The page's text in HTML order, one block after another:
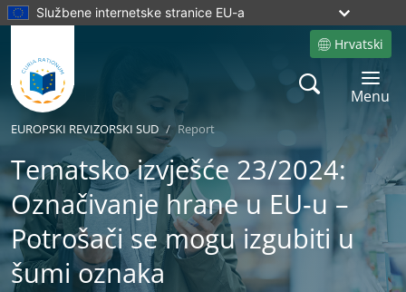
Službene internetske stranice EU-a
Hrvatski
Site language
Search
Toggle
Menu
EUROPSKI REVIZORSKI SUD Report
Tematsko izvješće 23/2024:
Označivanje hrane u EU‑u –
Potrošači se mogu izgubiti u
šumi oznaka